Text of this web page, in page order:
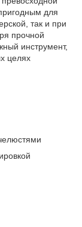
для
так и при
прочной
инструмент,
целях